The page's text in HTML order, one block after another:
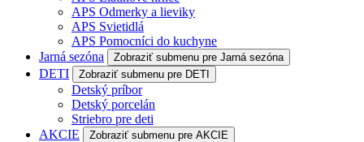
APS Odmerky a lieviky
APS Svietidlá
APS Pomocníci do kuchyne
Jarná sezóna
Zobraziť submenu pre Jarná sezóna
DETI Zobraziť submenu pre DETI
Detský príbor
Detský porcelán
Striebro pre deti
AKCIE
Zobraziť submenu pre AKCIE